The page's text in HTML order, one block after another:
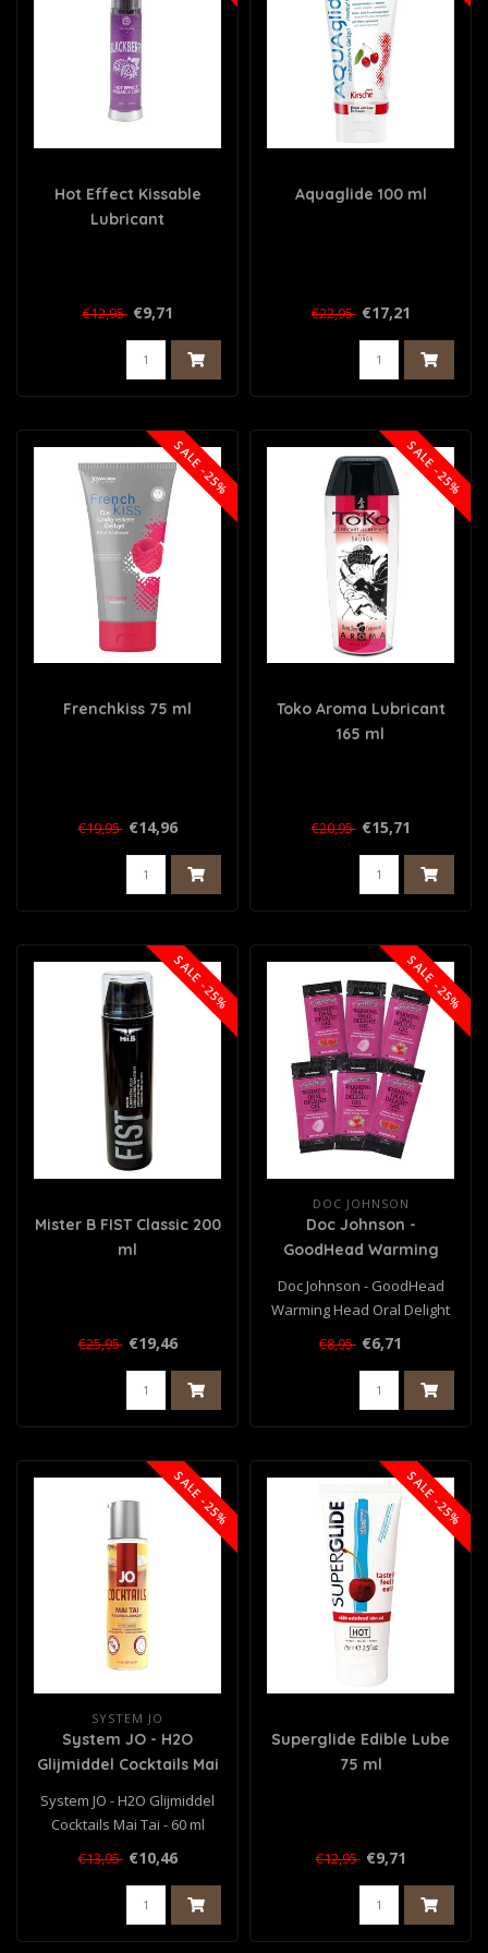
Hot Effect Kissable
Lubricant
€12,95 €9,71
Aquaglide 100 ml
€22,95 €17,21
SALE -25%
Frenchkiss 75 ml
€19,95 €14,96
SALE -25%
Toko Aroma Lubricant
165 ml
€20,95 €15,71
SALE -25%
Mister B FIST Classic 200
ml
€25,95 €19,46
SALE -25%
DOC JOHNSON
Doc Johnson -
GoodHead Warming
6 stuks - 7 ml
Doc Johnson - GoodHead
Warming Head Oral Delight
Gel - 6 stuks - 7 ml..
€8,95 €6,71
SALE -25%
SYSTEM JO
System JO - H2O
Glijmiddel Cocktails Mai
System JO - H2O Glijmiddel
Cocktails Mai Tai - 60 ml
€13,95 €10,46
SALE -25%
Superglide Edible Lube
75 ml
€12,95 €9,71